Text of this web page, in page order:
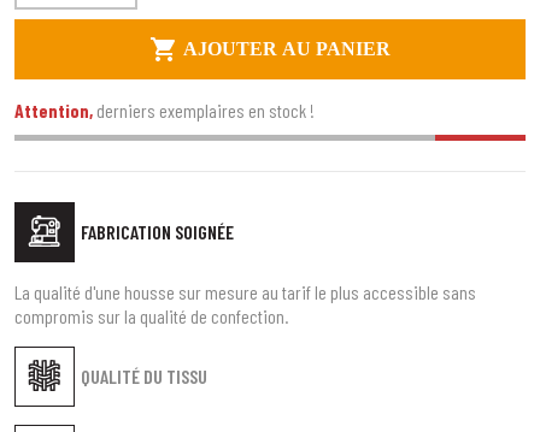
 AJOUTER AU PANIER
Attention, derniers exemplaires en stock !
FABRICATION SOIGNÉE
QUALITÉ DU TISSU
La qualité d'une housse sur mesure au tarif le plus accessible sans
compromis sur la qualité de confection.